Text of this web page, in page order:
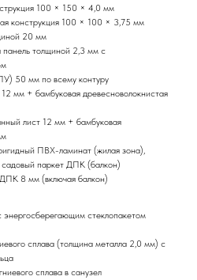
100 × 150 × 4,0 мм
конструкция 100 × 100 × 3,75 мм
20 мм
толщиной 2,3 мм с
50 мм по всему контуру
мм + бамбуковая древесноволокнистая
лист 12 мм + бамбуковая
ПВХ-ламинат (жилая зона),
садовый паркет ДПК (балкон)
8 мм (включая балкон)
стеклопакетом
сплава (толщина металла 2,0 мм) с
сплава в санузел